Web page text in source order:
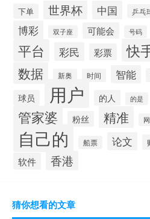
下单 世界杯 中国 乒乓
博彩 双子座 可能会 号码
平台 彩民 彩票 快
数据 新奥 时间 智能
球员 用户 的人 的是
管家婆 粉丝 精准
自己的 船票 论文
软件 香港
猜你想看的文章